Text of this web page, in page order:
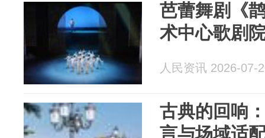
芭蕾舞剧《
术中心歌剧
人民资讯 2026-07-
古典的回响
言与场域适